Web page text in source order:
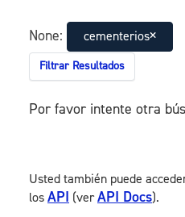
None: cementerios
Filtrar Resultados
Por favor intente otra
Usted también puede
los API (verAPI Docs).